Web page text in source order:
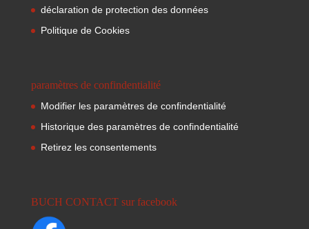
déclaration de protection des données
Politique de Cookies
paramètres de confindentialité
Modifier les paramètres de confindentialité
Historique des paramètres de confindentialité
Retirez les consentements
BUCH CONTACT sur facebook